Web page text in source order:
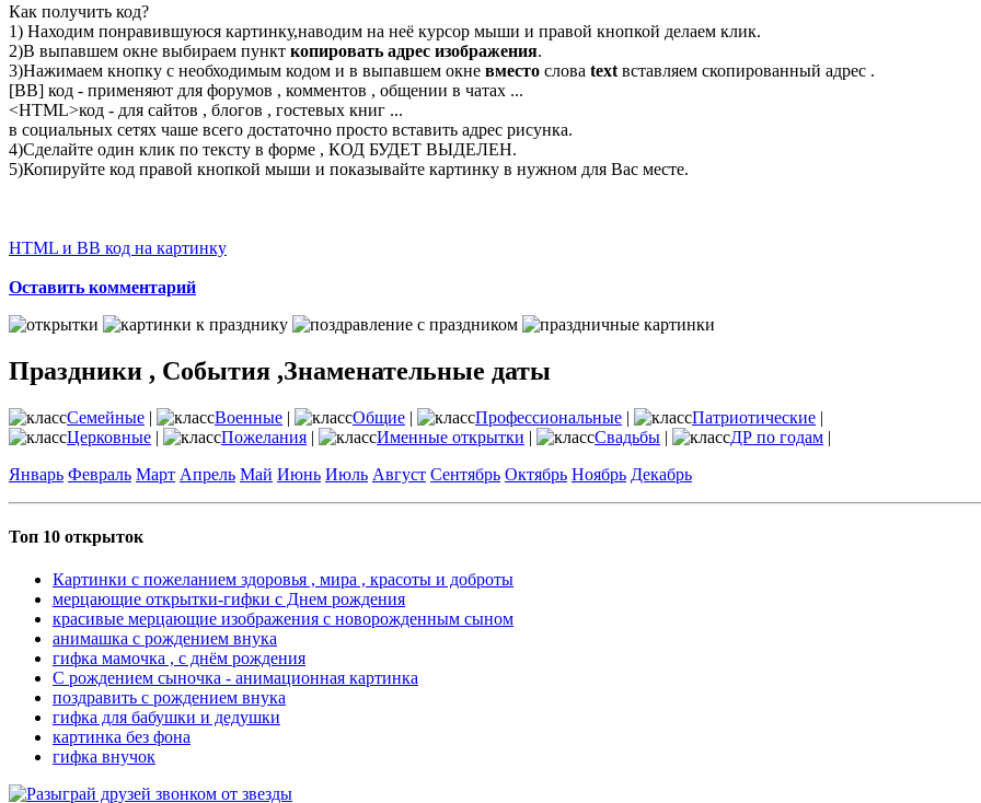
Как получить код?
1) Находим понравившуюся картинку,наводим на неё курсор мыши и правой кнопкой делаем клик.
2)В выпавшем окне выбираем пункт копировать адрес изображения.
3)Нажимаем кнопку с необходимым кодом и в выпавшем окне вместо слова text вставляем скопированный адрес .
[BB] код - применяют для форумов , комментов , общении в чатах ...
<HTML>код - для сайтов , блогов , гостевых книг ...
в социальных сетях чаше всего достаточно просто вставить адрес рисунка.
4)Сделайте один клик по тексту в форме , КОД БУДЕТ ВЫДЕЛЕН.
5)Копируйте код правой кнопкой мыши и показывайте картинку в нужном для Вас месте.
HTML и BB код на картинку
Оставить комментарий
Праздники , События ,Знаменательные даты
Семейные | Военные | Общие | Профессиональные | Патриотические |
Церковные | Пожелания | Именные открытки | Свадьбы | ДР по годам |
Январь Февраль Март Апрель Май Июнь Июль Август Сентябрь Октябрь Ноябрь Декабрь
Топ 10 открыток
Картинки с пожеланием здоровья , мира , красоты и доброты
мерцающие открытки-гифки с Днем рождения
красивые мерцающие изображения с новорожденным сыном
анимашка с рождением внука
гифка мамочка , с днём рождения
С рождением сыночка - анимационная картинка
поздравить с рождением внука
гифка для бабушки и дедушки
картинка без фона
гифка внучок